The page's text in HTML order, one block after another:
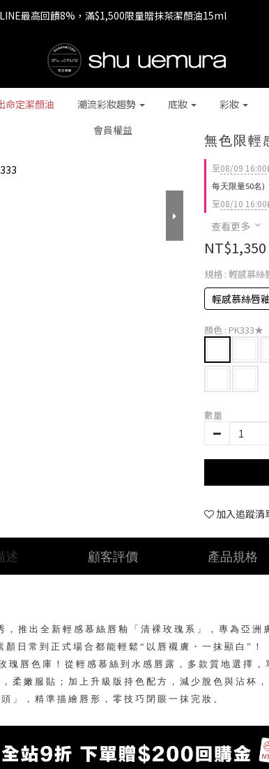
七夕情人節 全站9折，下單享免運+贈$200回購金
LINE最高回饋8%，滿$1,500限量贈抹茶潔顏油15ml
七夕情人節 全站9折，下單享免運+贈$200回購金
命定潔顏油 潮流彩妝趨勢 底妝 彩妝
會員權益
無色限輕
至08/09 16:00
每天限量50名)
至08/10 16:00
查看更多
NT$1,350
規格 : 輕感慕絲
輕感慕絲唇
顏色 : PK333★
數量
加入追蹤清
述 顧客評價 產品規格
推出全新輕感慕絲唇釉「清裸玫瑰系」，專為亞洲
顏日常到正式場合都能輕鬆“以唇襯膚・一抹顯白”！
唇色庫！從輕感慕絲到水感唇露，多款質地選擇，
柔嫩服貼；加上升級版持色配方，減少脫色與沾杯
頭」，精準描繪唇形，零技巧閉眼一抹完妝。